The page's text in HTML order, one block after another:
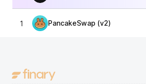
1 PancakeSwap (v2)